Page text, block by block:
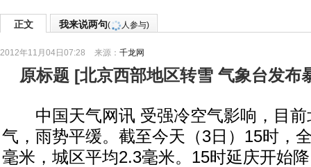
正文 我来说两句( 人参与)
2012年11月04日07:28 来源： 千龙网
原标题 [北京西部地区转雪 气象台发布
中国天气网讯 受强冷空气影响，目前
气，雨势平缓。截至今天（3日）15时，
毫米，城区平均2.3毫米。15时延庆开始